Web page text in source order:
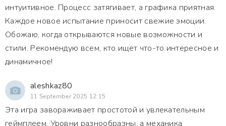
интуитивное. Процесс затягивает, а графика приятная.
Каждое новое испытание приносит свежие эмоции.
Обожаю, когда открываются новые возможности и
стили. Рекомендую всем, кто ищет что-то интересное и
динамичное!
aleshkaz80
11 September 2025 12:15
Эта игра завораживает простотой и увлекательным
геймплеем. Уровни разнообразны, а механика